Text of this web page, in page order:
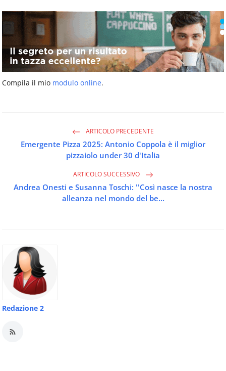
Compila il mio modulo online.
ARTICOLO PRECEDENTE
Emergente Pizza 2025: Antonio Coppola è il miglior
pizzaiolo under 30 d'Italia
ARTICOLO SUCCESSIVO
Andrea Onesti e Susanna Toschi: ''Così nasce la nostra
alleanza nel mondo del be...
Redazione 2